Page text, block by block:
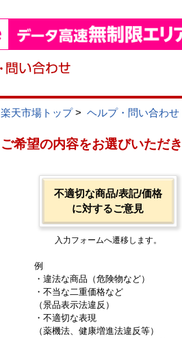
楽天市場トップ> ヘルプ・問い合わせ
ご希望の内容をお選びいただ
不適切な商品/表記/価格
に対するご意見
入力フォームへ遷移します。
例
・違法な商品（危険物など）
・不当な二重価格など
（景品表示法違反）
・不適切な表現
（薬機法、健康増進法違反等）